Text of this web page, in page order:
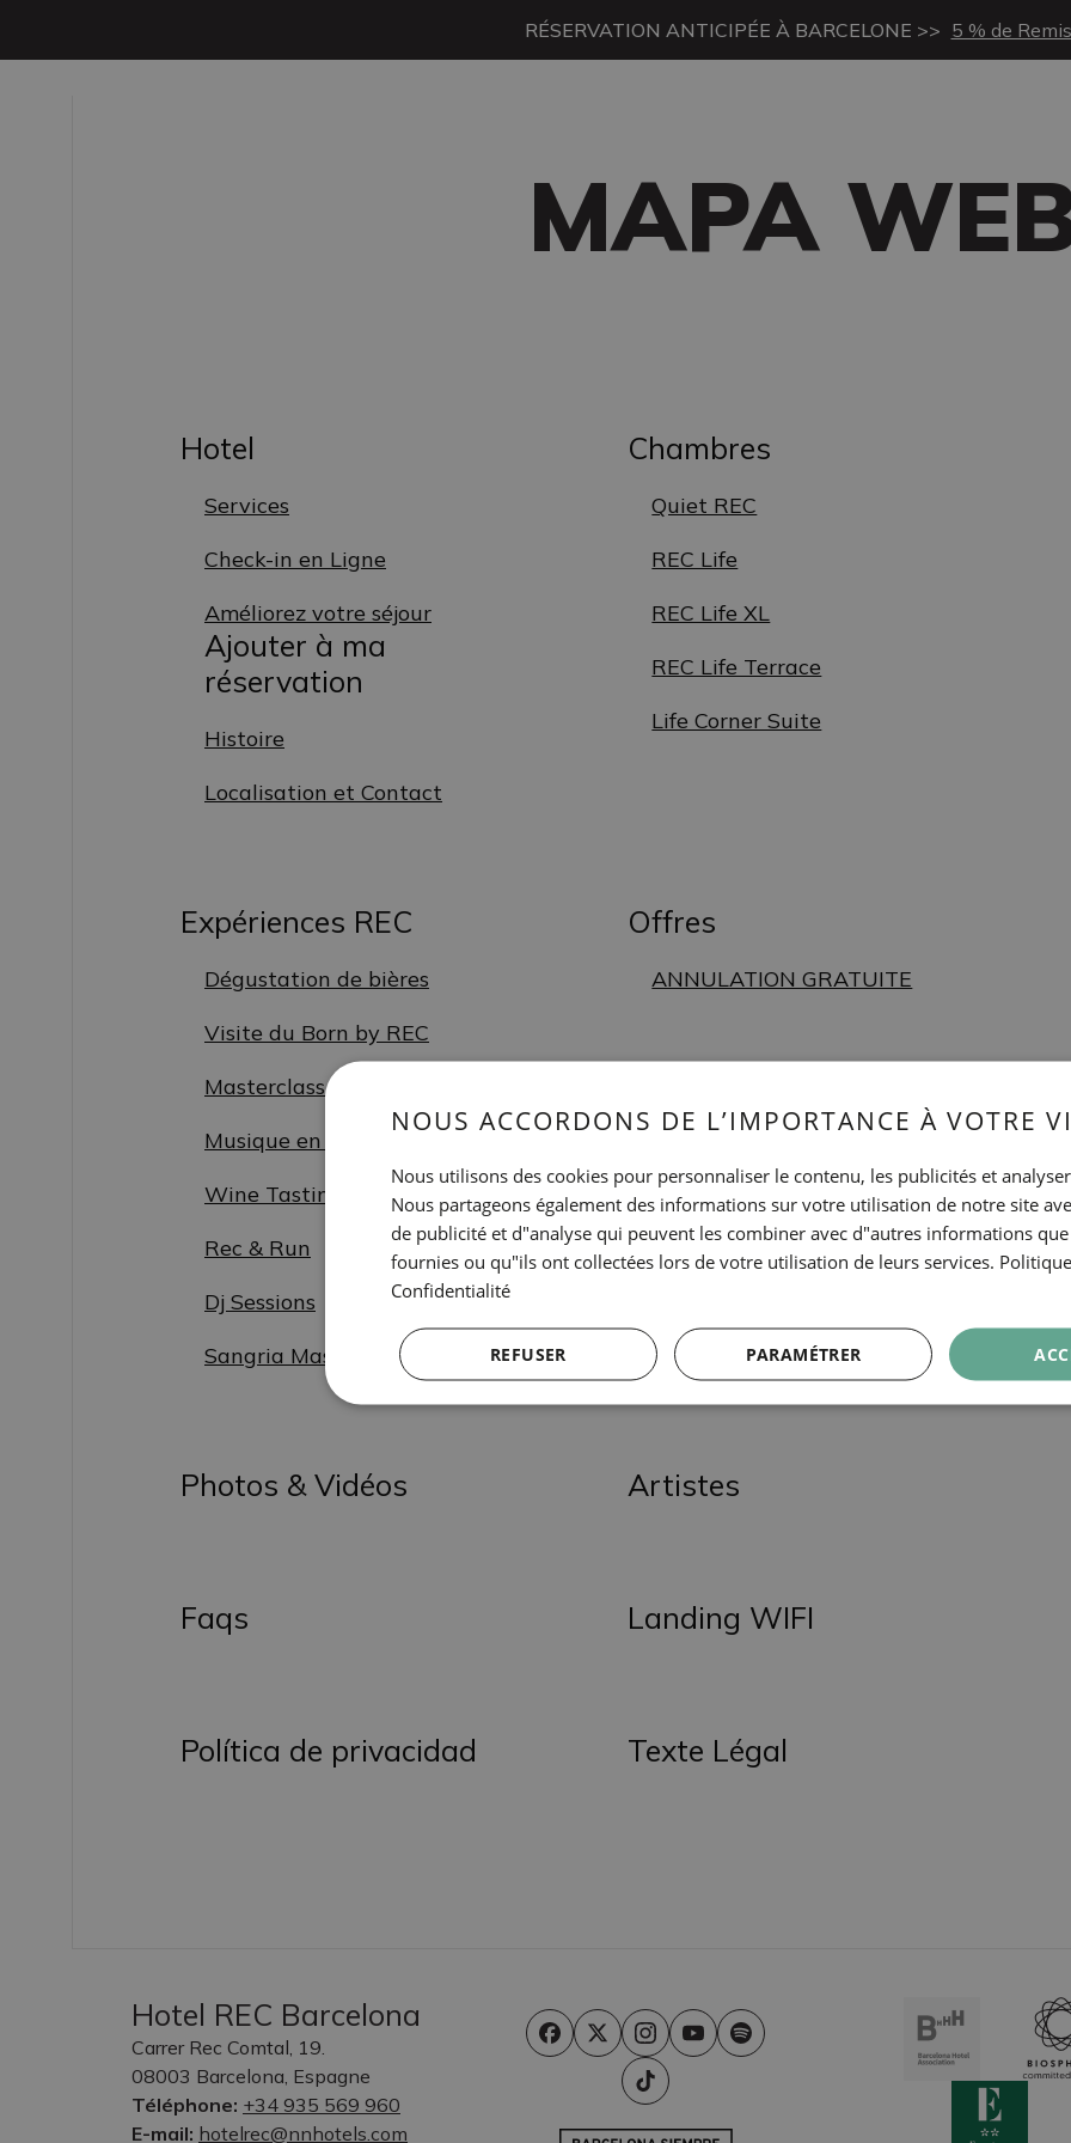
RÉSERVATION ANTICIPÉE À BARCELONE >> 5 % de
MAPA
Hotel
Services
Check-in en Ligne
Améliorez votre séjour
Ajouter à ma
réservation
Histoire
Localisation et Contact
Chambres
Quiet REC
REC Life
REC Life XL
REC Life Terrace
Life Corner Suite
Expériences REC
Dégustation de bières
Visite du Born by REC
Masterclass de cocktails
Musique en direct
Wine Tasting
Rec & Run
Dj Sessions
Sangria Masterclass
Offres
ANNULATION GRATUITE
Photos & Vidéos Artistes
Faqs Landing WIFI
Política de privacidad Texte Légal
Hotel REC Barcelona
Carrer Rec Comtal, 19.
08003 Barcelona, Espagne
Téléphone: +34 935 569 960
E-mail: hotelrec@nnhotels.com
NOUS ACCORDONS DE L’IMPORTANCE À VOTRE
Nous utilisons des cookies pour personnaliser le contenu, les publicités et
Nous partageons également des informations sur votre utilisation de notre site
de publicité et d"analyse qui peuvent les combiner avec d"autres informations
fournies ou qu"ils ont collectées lors de votre utilisation de leurs services.
Confidentialité
REFUSER PARAMÉTRER